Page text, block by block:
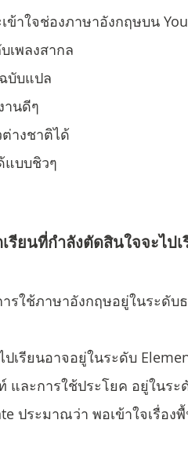
าใจช่องภาษาอังกฤษบน
พลงสากล
บับแปล
นดีๆ
างชาติได้
แบบชิวๆ
รียนที่กำลังตัดสินใจจะไป
รใช้ภาษาอังกฤษอยู่ในระดับ
ปเรียนอาจอยู่ในระดับ
และการใช้ประโยค อยู่ในร
ประมาณว่า พอเข้าใจเรื่อ